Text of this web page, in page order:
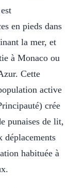
en pieds dans
la mer, et
à Monaco ou
Cette
active
crée
punaises de lit,
déplacements
habituée à